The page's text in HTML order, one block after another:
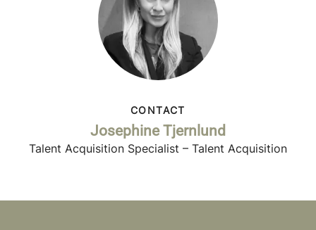
CONTACT
Josephine Tjernlund
Talent Acquisition Specialist – Talent Acquisition